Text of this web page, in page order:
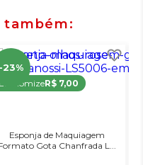
também
-23%
EconomizeR$ 7,00
Esponja de Maquiagem
Gota Chanfrada L...